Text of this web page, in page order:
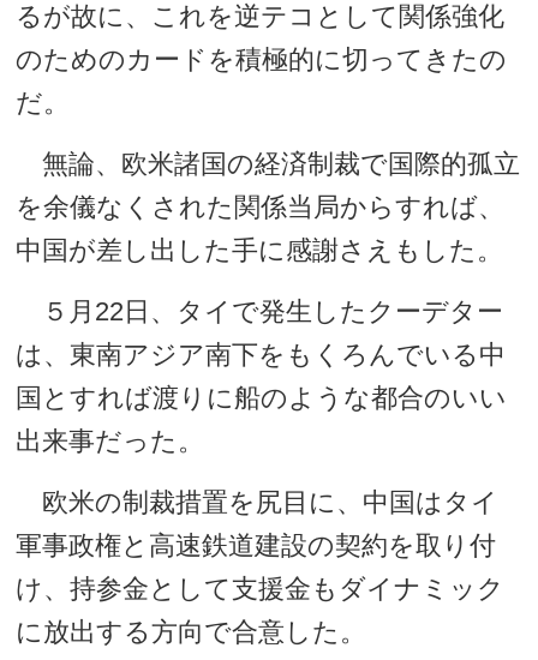
るが故に、これを逆テコとして関係強化
のためのカードを積極的に切ってきたの
だ。
無論、欧米諸国の経済制裁で国際的孤立
を余儀なくされた関係当局からすれば、
中国が差し出した手に感謝さえもした。
５月22日、タイで発生したクーデター
は、東南アジア南下をもくろんでいる中
国とすれば渡りに船のような都合のいい
出来事だった。
欧米の制裁措置を尻目に、中国はタイ
軍事政権と高速鉄道建設の契約を取り付
け、持参金として支援金もダイナミック
に放出する方向で合意した。